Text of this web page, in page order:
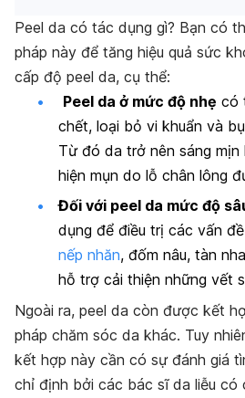
Peel da có tác dụng gì? Bạn có
pháp này để tăng hiệu quả sức
cấp độ peel da, cụ thể:
Peel da ở mức độ nhẹ có
chết, loại bỏ vi khuẩn và
Từ đó da trở nên sáng mịn
hiện mụn do lỗ chân lông
Đối với peel da mức độ
dụng để điều trị các vấn
nếp nhăn, đốm nâu, tàn
hỗ trợ cải thiện những vết
Ngoài ra, peel da còn được kết
pháp chăm sóc da khác. Tuy
kết hợp này cần có sự đánh giá
chỉ định bởi các bác sĩ da liễu có